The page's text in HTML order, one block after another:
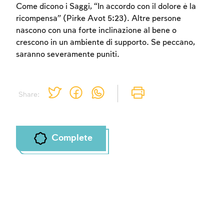
Share:
Come dicono i Saggi, “In accordo con il dolore è la
ricompensa” (Pirke Avot 5:23). Altre persone
nascono con una forte inclinazione al bene o
crescono in un ambiente di supporto. Se peccano,
saranno severamente puniti.
Complete